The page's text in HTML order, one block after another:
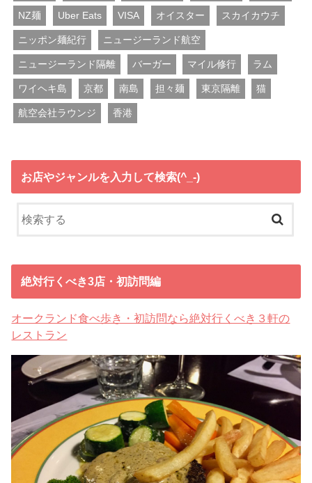
NZ麺 Uber Eats VISA オイスター スカイカウチ
ニッポン麺紀行 ニュージーランド航空
ニュージーランド隔離 バーガー マイル修行 ラム
ワイヘキ島 京都 南島 担々麺 東京隔離 猫
航空会社ラウンジ 香港
お店やジャンルを入力して検索(^_-)
絶対行くべき3店・初訪問編
オークランド食べ歩き・初訪問なら絶対行くべき３軒の
レストラン